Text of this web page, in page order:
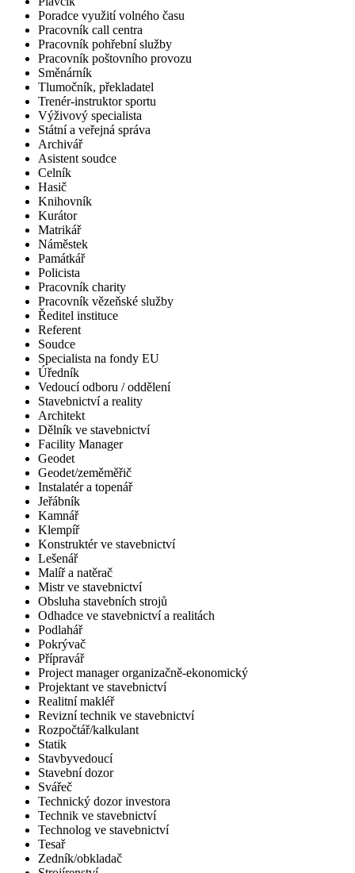
Poradce využití volného času
Pracovník call centra
Pracovník pohřební služby
Pracovník poštovního provozu
Směnárník
Tlumočník, překladatel
Trenér-instruktor sportu
Výživový specialista
Státní a veřejná správa
Archivář
Asistent soudce
Celník
Hasič
Knihovník
Kurátor
Matrikář
Náměstek
Památkář
Policista
Pracovník charity
Pracovník vězeňské služby
Ředitel instituce
Referent
Soudce
Specialista na fondy EU
Úředník
Vedoucí odboru / oddělení
Stavebnictví a reality
Architekt
Dělník ve stavebnictví
Facility Manager
Geodet
Geodet/zeměměřič
Instalatér a topenář
Jeřábník
Kamnář
Klempíř
Konstruktér ve stavebnictví
Lešenář
Malíř a natěrač
Mistr ve stavebnictví
Obsluha stavebních strojů
Odhadce ve stavebnictví a realitách
Podlahář
Pokrývač
Přípravář
Project manager organizačně-ekonomický
Projektant ve stavebnictví
Realitní makléř
Revizní technik ve stavebnictví
Rozpočtář/kalkulant
Statik
Stavbyvedoucí
Stavební dozor
Svářeč
Technický dozor investora
Technik ve stavebnictví
Technolog ve stavebnictví
Tesař
Zedník/obkladač